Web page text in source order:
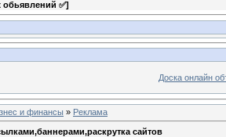
обьявлений ✅]
Доска онлайн
и финансы » Реклама
сайтов